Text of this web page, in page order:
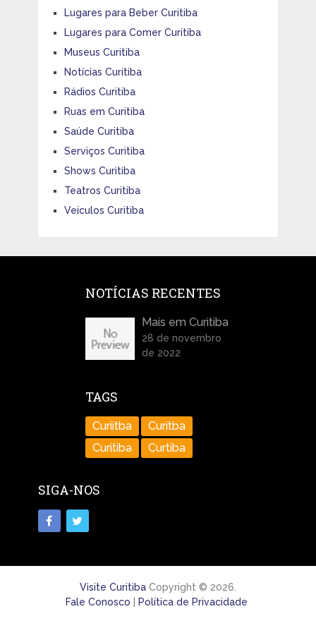
Lugares para Beber Curitiba
Lugares para Comer Curitiba
Museus Curitiba
Notícias Curitiba
Rádios Curitiba
Ruas em Curitiba
Saúde Curitiba
Serviços Curitiba
Shows Curitiba
Teatros Curitiba
Veículos Curitiba
NOTÍCIAS RECENTES
Mais em Curitiba
28 de novembro
de 2022
TAGS
Curiitba
Curitba
Curitiba
Curtiba
SIGA-NOS
Visite CuritibaCopyright © 2026.
Fale Conosco
Política de Privacidade